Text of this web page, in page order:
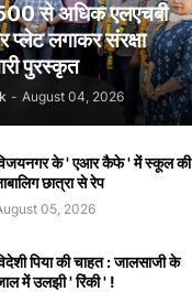
500 से अधिक एलएचबी
प्लेट लगाकर संरक्षा
पुरस्कृत
- August 04, 2026
के ' एआर कैफे ' में स्कूल की
छात्रा से रेप
05, 2026
पिया की चाहत : जालसाजी के
में उलझी ' रिंकी ' !